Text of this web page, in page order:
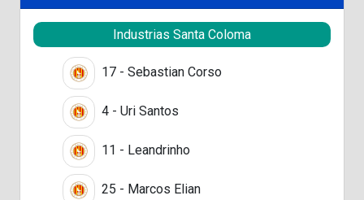
Industrias Santa Coloma
17 - Sebastian Corso
4 - Uri Santos
11 - Leandrinho
25 - Marcos Elian